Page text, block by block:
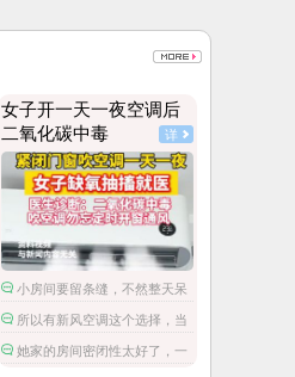
女子开一天一夜空调后
二氧化碳中毒
详
小房间要留条缝，不然整天呆
着容易头昏脑胀，精神不振，缺
氧。
所以有新风空调这个选择，当
然也要贵一些。
她家的房间密闭性太好了，一